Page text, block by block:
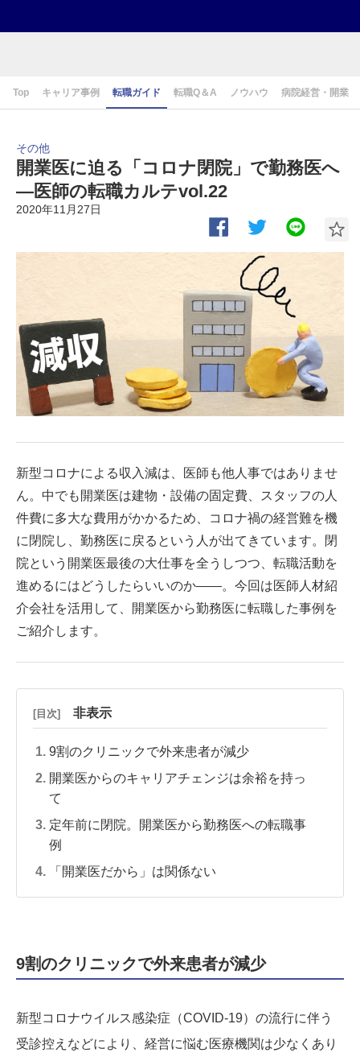
Top キャリア事例 転職ガイド 転職Q＆A ノウハウ 病院経営・開業
その他
開業医に迫る「コロナ閉院」で勤務医へ
―医師の転職カルテvol.22
2020年11月27日
新型コロナによる収入減は、医師も他人事ではありませ
ん。中でも開業医は建物・設備の固定費、スタッフの人
件費に多大な費用がかかるため、コロナ禍の経営難を機
に閉院し、勤務医に戻るという人が出てきています。閉
院という開業医最後の大仕事を全うしつつ、転職活動を
進めるにはどうしたらいいのか――。今回は医師人材紹
介会社を活用して、開業医から勤務医に転職した事例を
ご紹介します。
[目次] 非表示
9割のクリニックで外来患者が減少
開業医からのキャリアチェンジは余裕を持っ
て
定年前に閉院。開業医から勤務医への転職事
例
「開業医だから」は関係ない
9割のクリニックで外来患者が減少
新型コロナウイルス感染症（COVID-19）の流行に伴う
受診控えなどにより、経営に悩む医療機関は少なくあり